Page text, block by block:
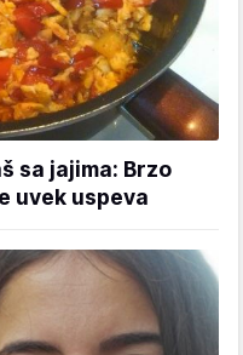
sa jajima: Brzo
uvek uspeva